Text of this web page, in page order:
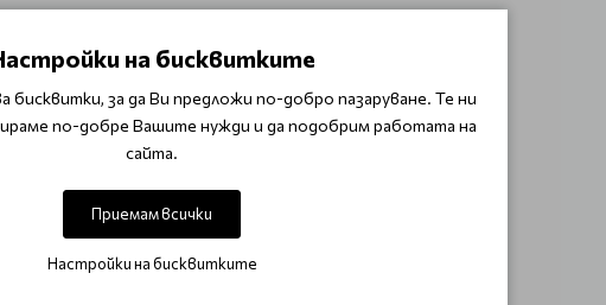
след което изплакнете обилно с вода
на бисквитките
бисквитки, за да Ви предложи по-добро пазаруване. Те ни
по-добре Вашите нужди и да подобрим работата на
сайта.
Приемам всички
Настройки на бисквитките